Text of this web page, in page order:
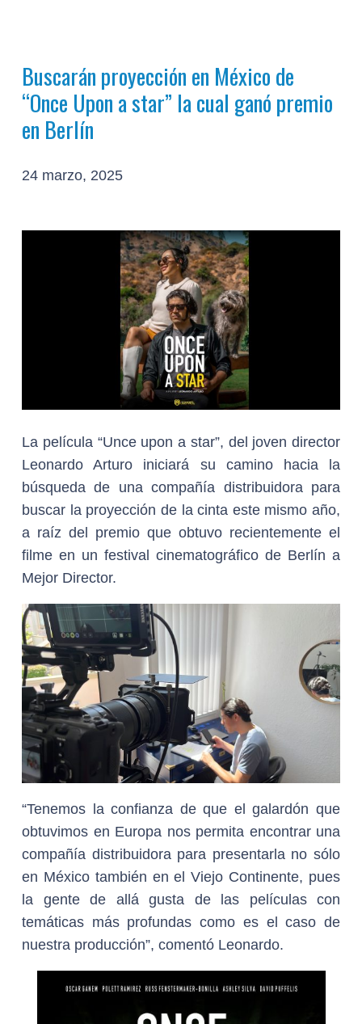
Buscarán proyección en México de
“Once Upon a star” la cual ganó premio
en Berlín
24 marzo, 2025
La película “Unce upon a star”, del joven director
Leonardo Arturo iniciará su camino hacia la
búsqueda de una compañía distribuidora para
buscar la proyección de la cinta este mismo año,
a raíz del premio que obtuvo recientemente el
filme en un festival cinematográfico de Berlín a
Mejor Director.
“Tenemos la confianza de que el galardón que
obtuvimos en Europa nos permita encontrar una
compañía distribuidora para presentarla no sólo
en México también en el Viejo Continente, pues
la gente de allá gusta de las películas con
temáticas más profundas como es el caso de
nuestra producción”, comentó Leonardo.